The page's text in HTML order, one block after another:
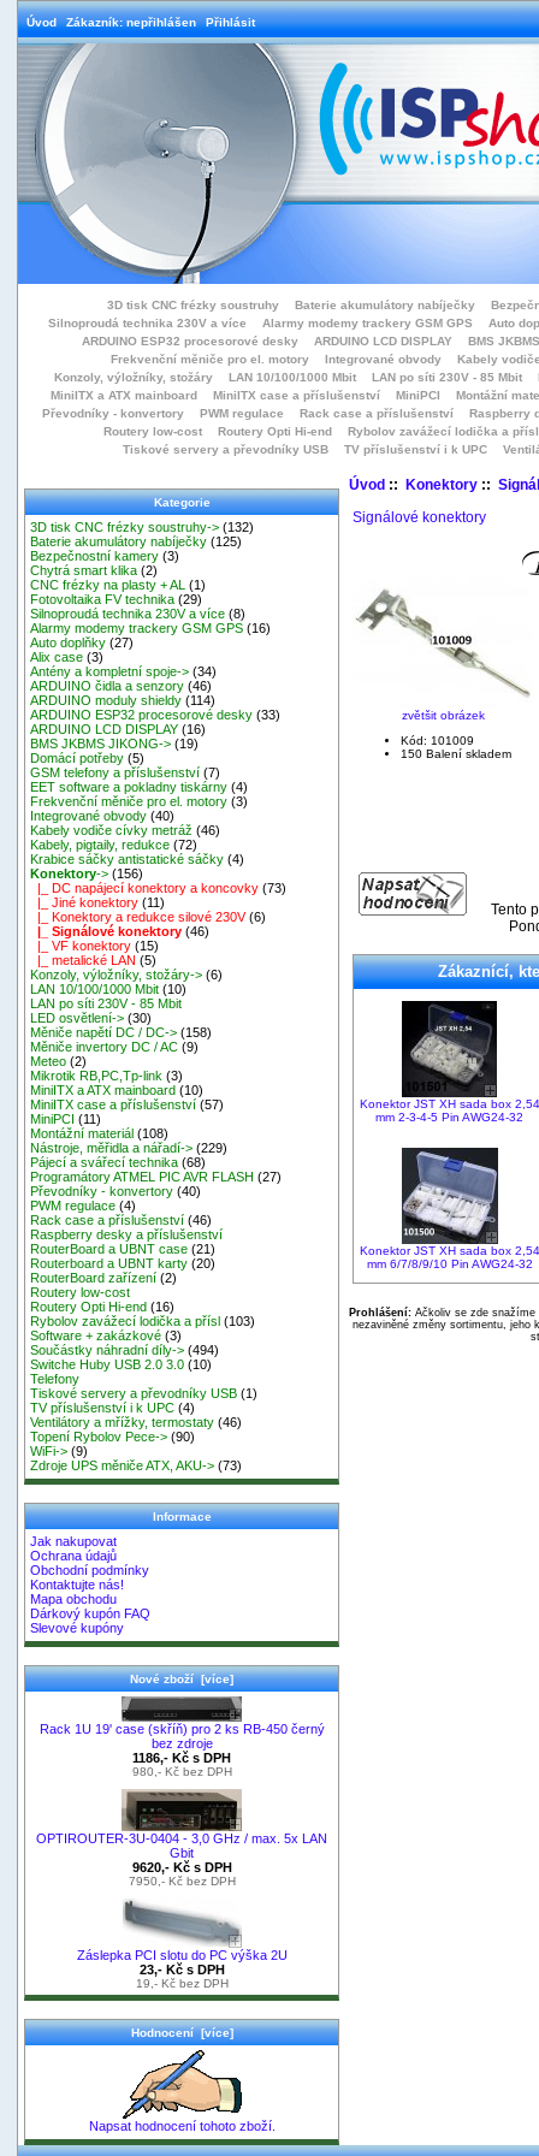
Úvod Zákazník: nepřihlášen Přihlásit
3D tisk CNC frézky soustruhy Baterie akumulátory nabíječky
Silnoproudá technika 230V a více
Alarmy modemy trackery GSM GPS
Auto
ARDUINO ESP32 procesorové desky
ARDUINO LCD DISPLAY
BMS
Frekvenční měniče pro el. motory
Integrované obvody
Kabely
Konzoly, výložníky, stožáry
LAN 10/100/1000 Mbit LAN po síti 230V - 85 Mbit
MiniITX a ATX mainboard
MiniITX case a příslušenství MiniPCI
Montážní
Převodníky - konvertory
PWM regulace Rack case a příslušenství
Raspberry
Routery low-cost
Routery Opti Hi-end
Rybolov zavážecí lodička a přísl
Tiskové servery a převodníky USB
TV příslušenství i k UPC
Kategorie
3D tisk CNC frézky soustruhy-> (132)
Baterie akumulátory nabíječky (125)
Bezpečnostní kamery (3)
Chytrá smart klika (2)
CNC frézky na plasty + AL
(1)
Fotovoltaika FV technika (29)
Silnoproudá technika 230V a více (8)
Alarmy modemy trackery GSM GPS (16)
Auto doplňky (27)
Alix case (3)
Antény a kompletní spoje-> (34)
ARDUINO čidla a senzory (46)
ARDUINO moduly shieldy (114)
ARDUINO ESP32 procesorové desky (33)
ARDUINO LCD DISPLAY (16)
BMS JKBMS JIKONG-> (19)
Domácí potřeby (5)
GSM telefony a příslušenství (7)
EET software a pokladny tiskárny (4)
Frekvenční měniče pro el. motory (3)
Integrované obvody (40)
Kabely vodiče cívky metráž (46)
Kabely, pigtaily, redukce (72)
Krabice sáčky antistatické sáčky (4)
Konektory-> (156)
|_ DC napájecí konektory a koncovky (73)
|_ Jiné konektory (11)
|_ Konektory a redukce silové 230V(6)
|_ Signálové konektory (46)
|_ VF konektory (15)
|_ metalické LAN (5)
Konzoly, výložníky, stožáry-> (6)
LAN 10/100/1000 Mbit (10)
LAN po síti 230V - 85 Mbit
LED osvětlení-> (30)
Měniče napětí DC / DC-> (158)
Měniče invertory DC / AC (9)
Meteo (2)
Mikrotik RB,PC,Tp-link (3)
MiniITX a ATX mainboard (10)
MiniITX case a příslušenství (57)
MiniPCI (11)
Montážní materiál (108)
Nástroje, měřidla a nářadí-> (229)
Pájecí a svářecí technika (68)
Programátory ATMEL PIC AVR FLASH (27)
Převodníky - konvertory (40)
PWM regulace (4)
Rack case a příslušenství (46)
Raspberry desky a příslušenství
RouterBoard a UBNT case (21)
Routerboard a UBNT karty (20)
RouterBoard zařízení (2)
Routery low-cost
Routery Opti Hi-end (16)
Rybolov zavážecí lodička a přísl (103)
Software + zakázkové (3)
Součástky náhradní díly-> (494)
Switche Huby USB 2.0 3.0 (10)
Telefony
Tiskové servery a převodníky USB (1)
TV příslušenství i k UPC (4)
Ventilátory a mřížky, termostaty (46)
Topení Rybolov Pece-> (90)
WiFi-> (9)
Zdroje UPS měniče ATX, AKU-> (73)
Informace
Jak nakupovat
Ochrana údajů
Obchodní podmínky
Kontaktujte nás!
Mapa obchodu
Dárkový kupón FAQ
Slevové kupóny
Nové zboží [více]
Rack 1U 19' case (skříň) pro 2 ks RB-450 černý
bez zdroje
1186,- Kč s DPH
980,- Kč bez DPH
OPTIROUTER-3U-0404 - 3,0 GHz / max. 5x LAN
Gbit
9620,- Kč s DPH
7950,- Kč bez DPH
Záslepka PCI slotu do PC výška 2U
23,- Kč s DPH
19,- Kč bez DPH
Hodnocení [více]
Napsat hodnocení tohoto zboží.
Úvod:: Konektory::
Signálové konektory
zvětšit obrázek
Kód: 101009
150 Balení skladem
Tento
Zákaznící,
Konektor JST XH sada box 2,54
mm 2-3-4-5 Pin AWG24-32
Konektor JST XH sada box 2,54
mm 6/7/8/9/10 Pin AWG24-32
Prohlášení:Ačkoliv se zde snažíme
nezaviněné změny sortimentu, jeho